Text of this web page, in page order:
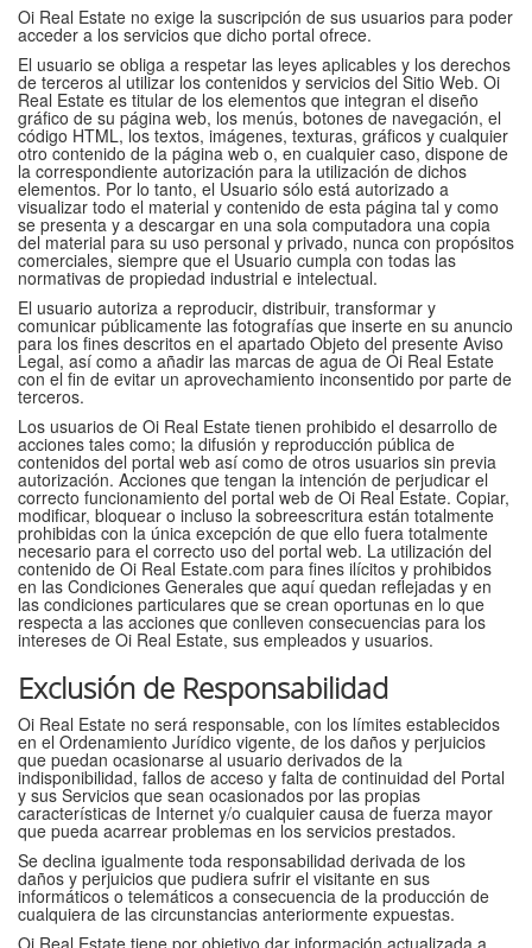
Oi Real Estate no exige la suscripción de sus usuarios para poder
acceder a los servicios que dicho portal ofrece.
El usuario se obliga a respetar las leyes aplicables y los derechos
de terceros al utilizar los contenidos y servicios del Sitio Web. Oi
Real Estate es titular de los elementos que integran el diseño
gráfico de su página web, los menús, botones de navegación, el
código HTML, los textos, imágenes, texturas, gráficos y cualquier
otro contenido de la página web o, en cualquier caso, dispone de
la correspondiente autorización para la utilización de dichos
elementos. Por lo tanto, el Usuario sólo está autorizado a
visualizar todo el material y contenido de esta página tal y como
se presenta y a descargar en una sola computadora una copia
del material para su uso personal y privado, nunca con propósitos
comerciales, siempre que el Usuario cumpla con todas las
normativas de propiedad industrial e intelectual.
El usuario autoriza a reproducir, distribuir, transformar y
comunicar públicamente las fotografías que inserte en su anuncio
para los fines descritos en el apartado Objeto del presente Aviso
Legal, así como a añadir las marcas de agua de Oi Real Estate
con el fin de evitar un aprovechamiento inconsentido por parte de
terceros.
Los usuarios de Oi Real Estate tienen prohibido el desarrollo de
acciones tales como; la difusión y reproducción pública de
contenidos del portal web así como de otros usuarios sin previa
autorización. Acciones que tengan la intención de perjudicar el
correcto funcionamiento del portal web de Oi Real Estate. Copiar,
modificar, bloquear o incluso la sobreescritura están totalmente
prohibidas con la única excepción de que ello fuera totalmente
necesario para el correcto uso del portal web. La utilización del
contenido de Oi Real Estate.com para fines ilícitos y prohibidos
en las Condiciones Generales que aquí quedan reflejadas y en
las condiciones particulares que se crean oportunas en lo que
respecta a las acciones que conlleven consecuencias para los
intereses de Oi Real Estate, sus empleados y usuarios.
Exclusión de Responsabilidad
Oi Real Estate no será responsable, con los límites establecidos
en el Ordenamiento Jurídico vigente, de los daños y perjuicios
que puedan ocasionarse al usuario derivados de la
indisponibilidad, fallos de acceso y falta de continuidad del Portal
y sus Servicios que sean ocasionados por las propias
características de Internet y/o cualquier causa de fuerza mayor
que pueda acarrear problemas en los servicios prestados.
Se declina igualmente toda responsabilidad derivada de los
daños y perjuicios que pudiera sufrir el visitante en sus
informáticos o telemáticos a consecuencia de la producción de
cualquiera de las circunstancias anteriormente expuestas.
Oi Real Estate tiene por objetivo dar información actualizada a